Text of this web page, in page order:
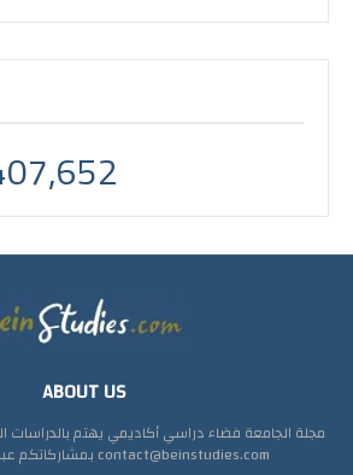
ABOUT US
مجلة الجامعة فضاء دراسي أكاديمي يهتم بالدراسات
بمشاركاتكم عبر البريد الإلكتروني contact@beinstudies.com